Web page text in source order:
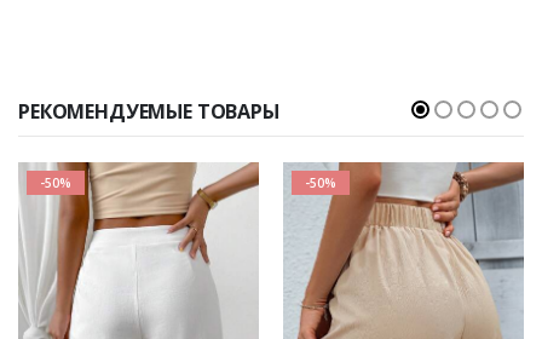
РЕКОМЕНДУЕМЫЕ ТОВАРЫ
-50% -50%